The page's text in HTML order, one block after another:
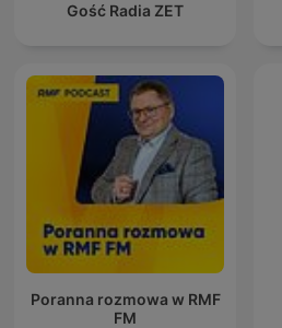
Gość Radia ZET
Poranna rozmowa w RMF
FM